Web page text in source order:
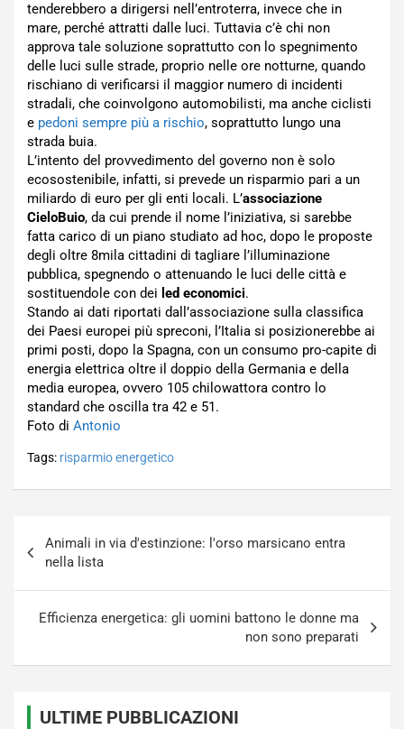
tenderebbero a dirigersi nell’entroterra, invece che in
mare, perché attratti dalle luci. Tuttavia c’è chi non
approva tale soluzione soprattutto con lo spegnimento
delle luci sulle strade, proprio nelle ore notturne, quando
rischiano di verificarsi il maggior numero di incidenti
stradali, che coinvolgono automobilisti, ma anche ciclisti
e pedoni sempre più a rischio, soprattutto lungo una
strada buia.
L’intento del provvedimento del governo non è solo
ecosostenibile, infatti, si prevede un risparmio pari a un
miliardo di euro per gli enti locali. L’associazione
CieloBuio, da cui prende il nome l’iniziativa, si sarebbe
fatta carico di un piano studiato ad hoc, dopo le proposte
degli oltre 8mila cittadini di tagliare l’illuminazione
pubblica, spegnendo o attenuando le luci delle città e
sostituendole con dei led economici.
Stando ai dati riportati dall’associazione sulla classifica
dei Paesi europei più spreconi, l’Italia si posizionerebbe ai
primi posti, dopo la Spagna, con un consumo pro-capite di
energia elettrica oltre il doppio della Germania e della
media europea, ovvero 105 chilowattora contro lo
standard che oscilla tra 42 e 51.
Foto di Antonio
Tags: risparmio energetico
articoli
Animali in via d'estinzione: l'orso marsicano entra
nella lista
Efficienza energetica: gli uomini battono le donne ma
non sono preparati
ULTIME PUBBLICAZIONI